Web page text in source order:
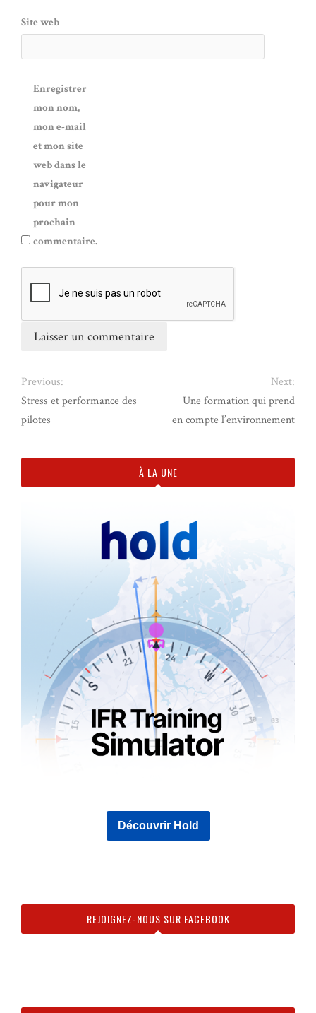
Site web
Enregistrer
mon nom,
mon e-mail
et mon site
web dans le
navigateur
pour mon
prochain
commentaire.
Previous:
Stress et performance des
pilotes
Next:
Une formation qui prend
en compte l’environnement
À LA UNE
Découvrir Hold
REJOIGNEZ-NOUS SUR FACEBOOK